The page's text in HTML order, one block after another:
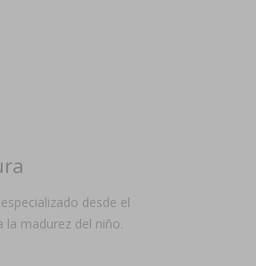
desde el
la madurez del niño.